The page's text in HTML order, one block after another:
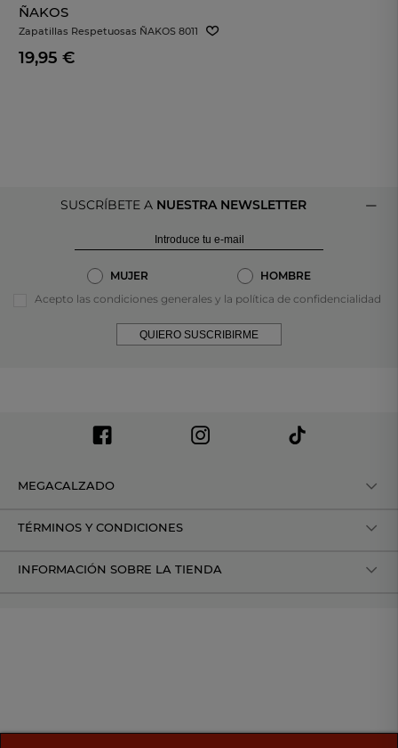
ÑAKOS
Zapatillas Respetuosas ÑAKOS 8011
Infantiles Blancas Y Marinas
19,95 €
SUSCRÍBETE A NUESTRA NEWSLETTER
MUJER
HOMBRE
Acepto las condiciones generales y la política de confidencialidad
QUIERO SUSCRIBIRME
MEGACALZADO
TÉRMINOS Y CONDICIONES
INFORMACIÓN SOBRE LA TIENDA